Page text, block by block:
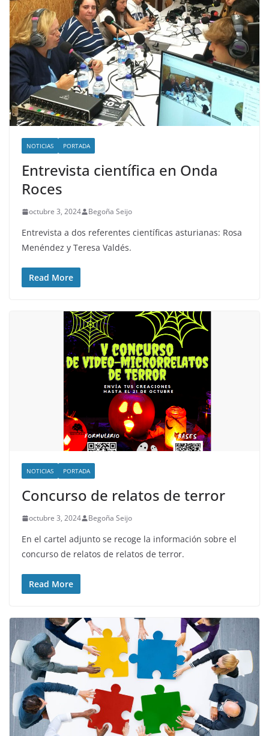
NOTICIAS PORTADA
Entrevista científica en Onda
Roces
octubre 3, 2024 Begoña Seijo
Entrevista a dos referentes científicas asturianas: Rosa
Menéndez y Teresa Valdés.
Read More
NOTICIAS PORTADA
Concurso de relatos de terror
octubre 3, 2024 Begoña Seijo
En el cartel adjunto se recoge la información sobre el
concurso de relatos de relatos de terror.
Read More